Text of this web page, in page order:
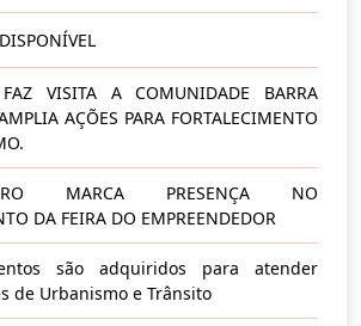
FAZ VISITA A COMUNIDADE BARRA
AÇÕES PARA FORTALECIMENTO
MARCA PRESENÇA NO
DA FEIRA DO EMPREENDEDOR
são adquiridos para atender
de Urbanismo e Trânsito